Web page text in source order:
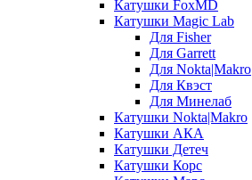
Катушки FoxMD
Катушки Magic Lab
Для Fisher
Для Garrett
Для Nokta|Makro
Для Квэст
Для Минелаб
Катушки Nokta|Makro
Катушки АКА
Катушки Детеч
Катушки Корс